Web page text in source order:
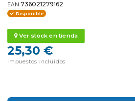
EAN 736021279162
Disponible
Ver stock en tienda
25,30 €
Impuestos incluidos